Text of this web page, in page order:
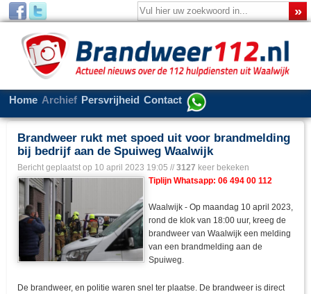
Home Archief Persvrijheid Contact
Brandweer rukt met spoed uit voor brandmelding
bij bedrijf aan de Spuiweg Waalwijk
Bericht geplaatst op 10 april 2023 19:05 // 3127 keer bekeken
Tiplijn Whatsapp: 06 494 00 112
Waalwijk - Op maandag 10 april 2023,
rond de klok van 18:00 uur, kreeg de
brandweer van Waalwijk een melding
van een brandmelding aan de
Spuiweg.
De brandweer, en politie waren snel ter plaatse. De brandweer is direct